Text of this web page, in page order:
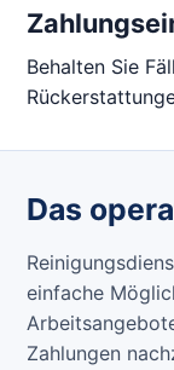
Behalten Sie
Das
einfache
Zahlungen